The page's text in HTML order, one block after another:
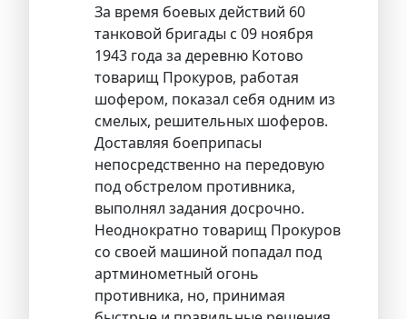
За время боевых действий 60
танковой бригады с 09 ноября
1943 года за деревню Котово
товарищ Прокуров, работая
шофером, показал себя одним из
смелых, решительных шоферов.
Доставляя боеприпасы
непосредственно на передовую
под обстрелом противника,
выполнял задания досрочно.
Неоднократно товарищ Прокуров
со своей машиной попадал под
артминометный огонь
противника, но, принимая